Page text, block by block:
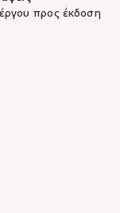
προς έκδοση